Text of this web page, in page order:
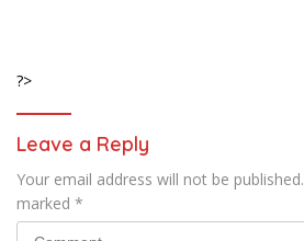
?>
Leave a Reply
Your email address will not be published.
marked *